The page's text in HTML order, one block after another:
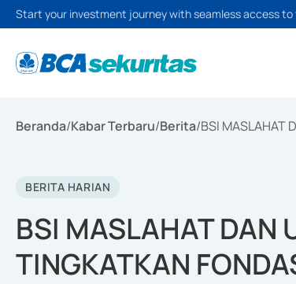
Start your investment journey with seamless access
Beranda/Kabar Terbaru/Berita/BSI MASLAHAT
BERITA HARIAN
BSI MASLAHAT DAN
TINGKATKAN